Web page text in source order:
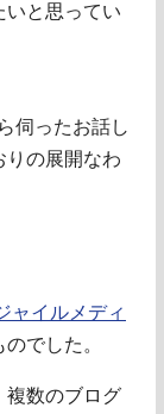
いと思ってい
伺ったお話し
りの展開なわ
ャイルメディ
でした。
複数のブログ